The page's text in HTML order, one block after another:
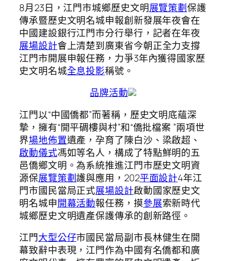
8月23日，江門市城鄉歷史文明展覽策劃保護
傳承暨歷史文明名城申報創新發展年夜會在
中國建設銀行江門市分行舉行，記者在年夜
展場設計會上清楚到廣東省今朝正全力支撐
江門市開展申報任務，力爭3年內獲得國家歷
史文明名城全息投影稱號。
品牌活動
江門以“中國僑都”而著稱，歷史文明底蘊深
摯，擁有“開平碉樓與村”和“僑批檔案 ”兩項世
界場地佈置遺產，孕育了陳白沙、梁啟超、
啟動儀式馮如等名人，構成了特點鮮明的五
邑僑鄉文明。為系統推進江門市歷史文明資
源保展覽策劃護與應用，202平面設計4年江
門市國民當局正式展場設計啟動國家歷史文
明名城申開幕活動報任務，摸參展索新時代
城鄉歷史文明遺產保護傳承的創新路徑。
江門大型公仔市國民當局副市長林健生在開
幕致辭中表現，江門作為中國有名僑都和廣